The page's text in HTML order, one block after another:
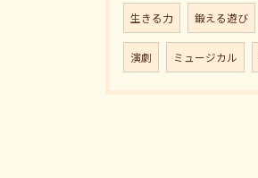
生きる力 鍛える遊び
演劇 ミュージカル